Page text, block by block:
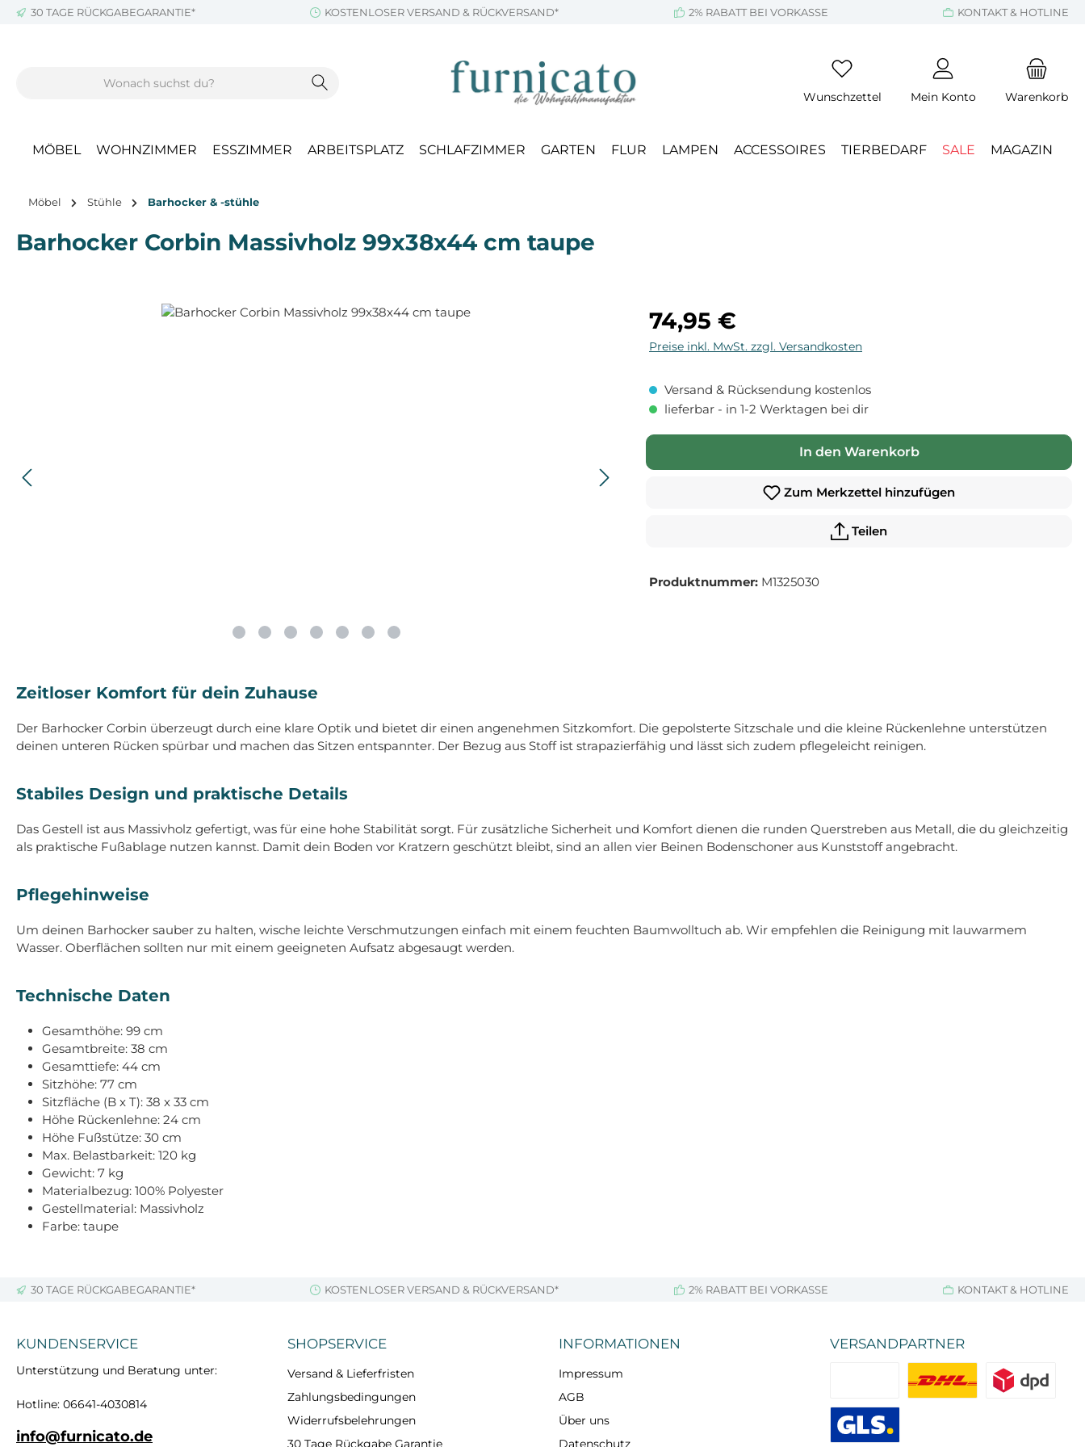
Hauptinhalt springen
Zur Suche springen
Zur Hauptnavigation springen
30 TAGE RÜCKGABEGARANTIE* KOSTENLOSER VERSAND & RÜCKVERSAND* 2% RABATT BEI VORKASSE KONTAKT & HOTLINE
Wunschzettel Mein Konto Warenkorb
MÖBEL WOHNZIMMER ESSZIMMER ARBEITSPLATZ SCHLAFZIMMER GARTEN FLUR LAMPEN ACCESSOIRES TIERBEDARF SALE MAGAZIN
Möbel Stühle Barhocker & -stühle
Barhocker Corbin Massivholz 99x38x44 cm taupe
Bildergalerie überspringen Regulärer Preis:
74,95 €
Preise inkl. MwSt. zzgl. Versandkosten
Versand & Rücksendung kostenlos
lieferbar - in 1-2 Werktagen bei dir
In den Warenkorb
Zum Merkzettel hinzufügen
Teilen
Produktnummer: M1325030
Zeitloser Komfort für dein Zuhause
Der Barhocker Corbin überzeugt durch eine klare Optik und bietet dir einen angenehmen Sitzkomfort. Die gepolsterte Sitzschale und die kleine Rückenlehne unterstützen
deinen unteren Rücken spürbar und machen das Sitzen entspannter. Der Bezug aus Stoff ist strapazierfähig und lässt sich zudem pflegeleicht reinigen.
Stabiles Design und praktische Details
Das Gestell ist aus Massivholz gefertigt, was für eine hohe Stabilität sorgt. Für zusätzliche Sicherheit und Komfort dienen die runden Querstreben aus Metall, die du gleichzeitig
als praktische Fußablage nutzen kannst. Damit dein Boden vor Kratzern geschützt bleibt, sind an allen vier Beinen Bodenschoner aus Kunststoff angebracht.
Pflegehinweise
Um deinen Barhocker sauber zu halten, wische leichte Verschmutzungen einfach mit einem feuchten Baumwolltuch ab. Wir empfehlen die Reinigung mit lauwarmem
Wasser. Oberflächen sollten nur mit einem geeigneten Aufsatz abgesaugt werden.
Technische Daten
Gesamthöhe: 99 cm
Gesamtbreite: 38 cm
Gesamttiefe: 44 cm
Sitzhöhe: 77 cm
Sitzfläche (B x T): 38 x 33 cm
Höhe Rückenlehne: 24 cm
Höhe Fußstütze: 30 cm
Max. Belastbarkeit: 120 kg
Gewicht: 7 kg
Materialbezug: 100% Polyester
Gestellmaterial: Massivholz
Farbe: taupe
30 TAGE RÜCKGABEGARANTIE* KOSTENLOSER VERSAND & RÜCKVERSAND* 2% RABATT BEI VORKASSE KONTAKT & HOTLINE
KUNDENSERVICE
Unterstützung und Beratung unter:
Hotline: 06641-4030814
info@furnicato.de
SHOPSERVICE
Versand & Lieferfristen
Zahlungsbedingungen
Widerrufsbelehrungen
30 Tage Rückgabe Garantie
INFORMATIONEN
Impressum
AGB
Über uns
Datenschutz
VERSANDPARTNER
Standard